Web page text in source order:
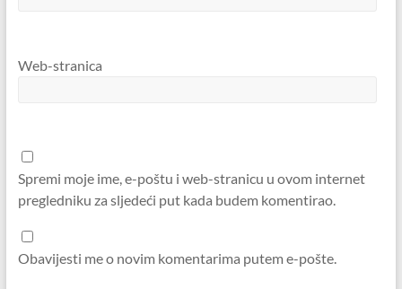
Web-stranica
Spremi moje ime, e-poštu i web-stranicu u ovom internet
pregledniku za sljedeći put kada budem komentirao.
Obavijesti me o novim komentarima putem e-pošte.